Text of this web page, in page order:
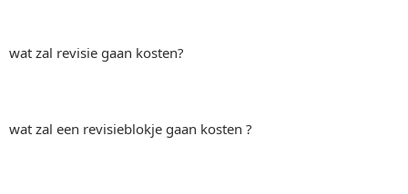
wat zal revisie gaan kosten?
wat zal een revisieblokje gaan kosten ?